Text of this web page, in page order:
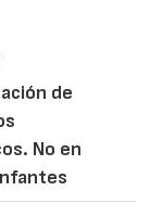
de
No en